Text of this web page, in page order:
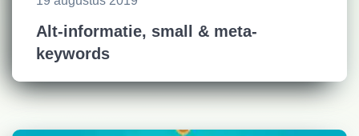
Alt-informatie, small & meta-
keywords